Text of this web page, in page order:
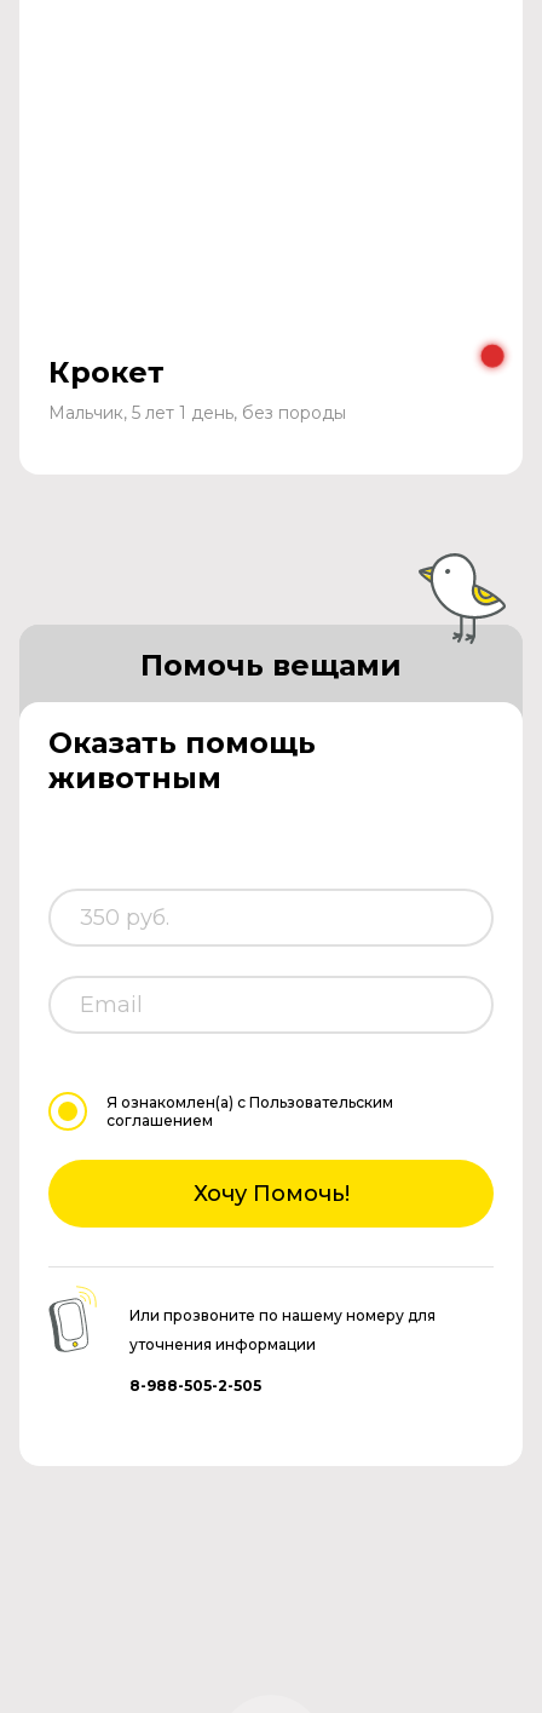
Крокет
Мальчик, 5 лет 1 день, без породы
Оказать помощь
животным
Помочь вещами
Я ознакомлен(а) с Пользовательским
соглашением
Хочу Помочь!
Или прозвоните по нашему номеру для
уточнения информации
8-988-505-2-505